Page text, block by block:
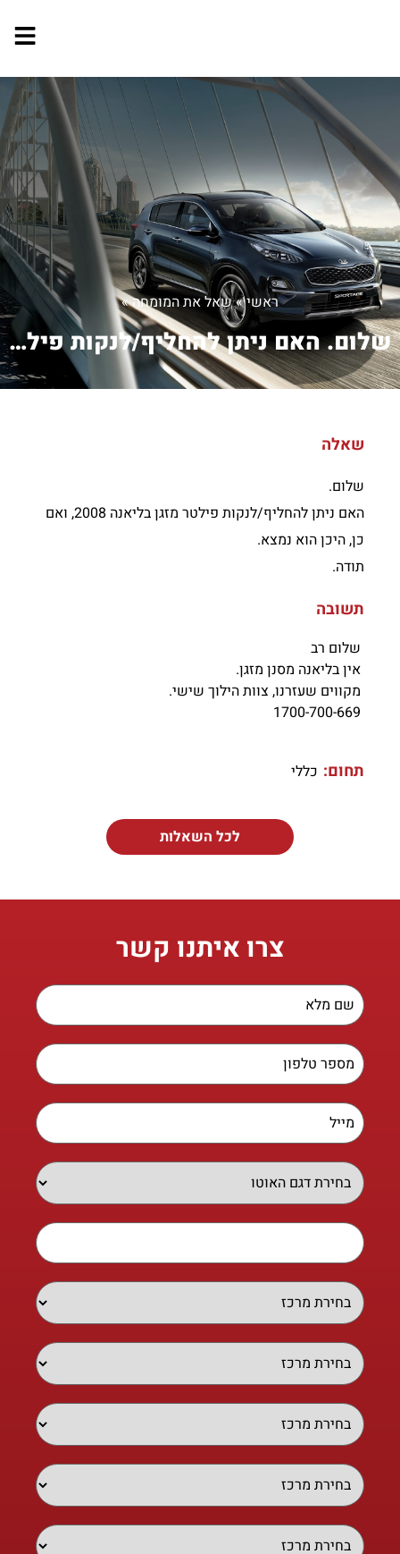
ראשי»שאל את המומחה»
שלום. האם ניתן להחליף/לנקות פילטר מזג...
שאלה
שלום.
האם ניתן להחליף/לנקות פילטר מזגן בליאנה 2008, ואם
כן, היכן הוא נמצא.
תודה.
תשובה
שלום רב
אין בליאנה מסנן מזגן.
מקווים שעזרנו, צוות הילוך שישי.
תחום: כללי
לכל השאלות
צרו איתנו קשר